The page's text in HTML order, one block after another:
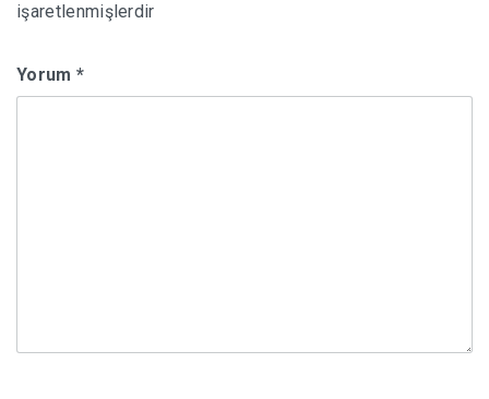
işaretlenmişlerdir
Yorum *